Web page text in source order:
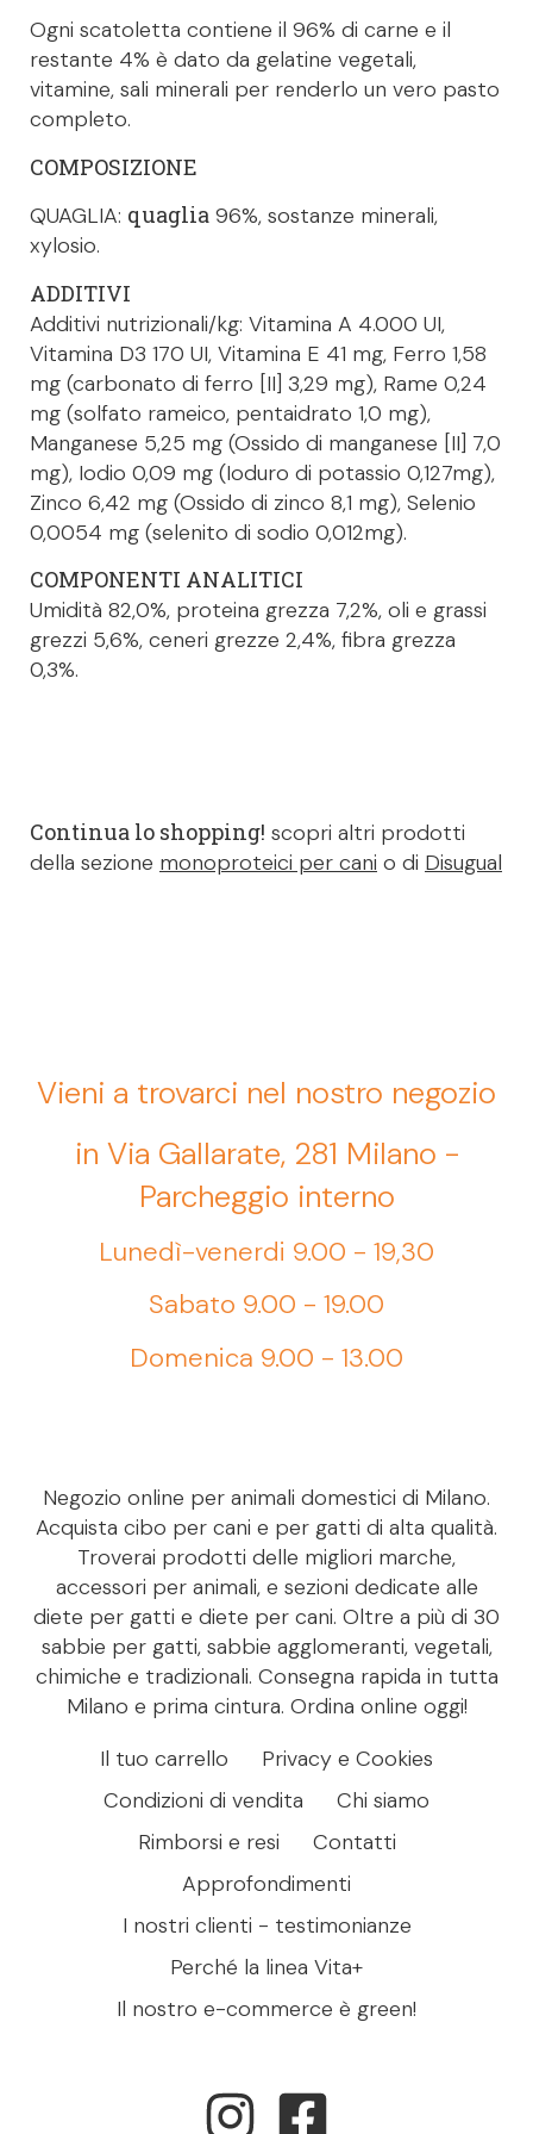
Ogni scatoletta contiene il 96% di carne e il
restante 4% è dato da gelatine vegetali,
vitamine, sali minerali per renderlo un vero pasto
completo.
COMPOSIZIONE
QUAGLIA: quaglia 96%, sostanze minerali,
xylosio.
ADDITIVI
Additivi nutrizionali/kg: Vitamina A 4.000 UI,
Vitamina D3 170 UI, Vitamina E 41 mg, Ferro 1,58
mg (carbonato di ferro [II] 3,29 mg), Rame 0,24
mg (solfato rameico, pentaidrato 1,0 mg),
Manganese 5,25 mg (Ossido di manganese [II] 7,0
mg), Iodio 0,09 mg (Ioduro di potassio 0,127mg),
Zinco 6,42 mg (Ossido di zinco 8,1 mg), Selenio
0,0054 mg (selenito di sodio 0,012mg).
COMPONENTI ANALITICI
Umidità 82,0%, proteina grezza 7,2%, oli e grassi
grezzi 5,6%, ceneri grezze 2,4%, fibra grezza
0,3%.
Continua lo shopping! scopri altri prodotti
della sezione monoproteici per cani o di Disugual
Vieni a trovarci nel nostro negozio
in Via Gallarate, 281 Milano -
Parcheggio interno
Lunedì-venerdi 9.00 - 19,30
Sabato 9.00 - 19.00
Domenica 9.00 - 13.00
Negozio online per animali domestici di Milano.
Acquista cibo per cani e per gatti di alta qualità.
Troverai prodotti delle migliori marche,
accessori per animali, e sezioni dedicate alle
diete per gatti e diete per cani. Oltre a più di 30
sabbie per gatti, sabbie agglomeranti, vegetali,
chimiche e tradizionali. Consegna rapida in tutta
Milano e prima cintura. Ordina online oggi!
Il tuo carrello
Privacy e Cookies
Condizioni di vendita
Chi siamo
Rimborsi e resi
Contatti
Approfondimenti
I nostri clienti - testimonianze
Perché la linea Vita+
Il nostro e-commerce è green!